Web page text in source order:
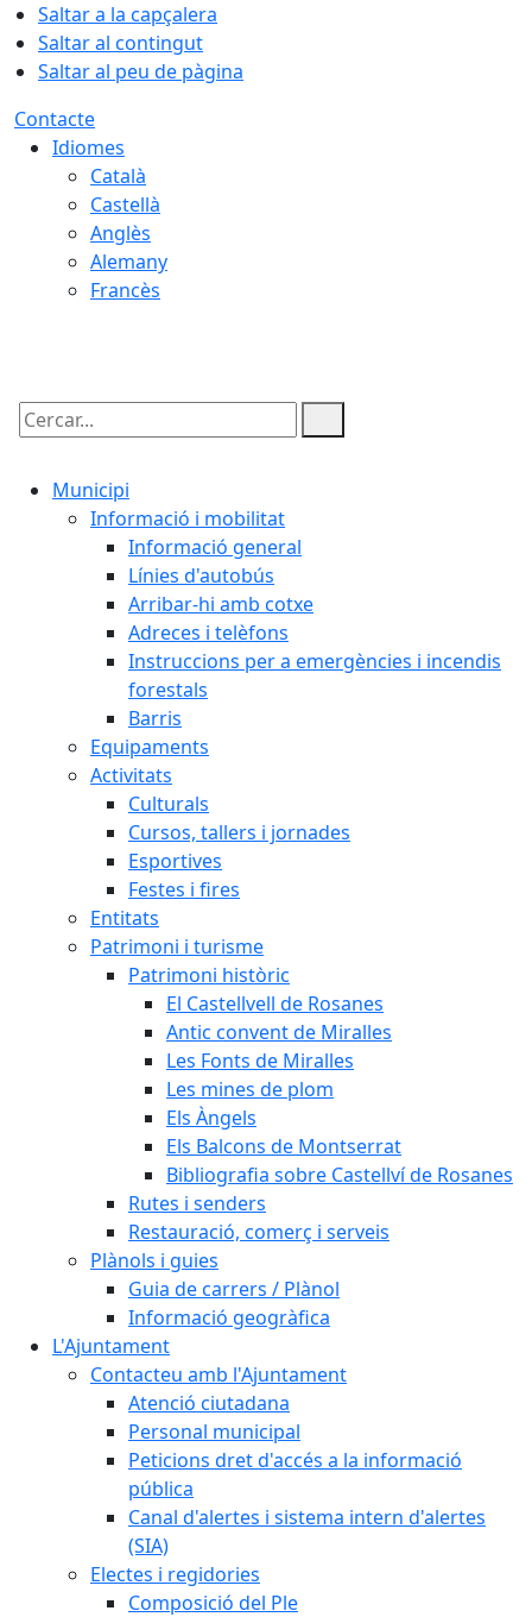
Saltar a la capçalera
Saltar al contingut
Saltar al peu de pàgina
Contacte
Idiomes
Català
Castellà
Anglès
Alemany
Francès
Cercar:
Municipi
Informació i mobilitat
Informació general
Línies d'autobús
Arribar-hi amb cotxe
Adreces i telèfons
Instruccions per a emergències i incendis
forestals
Barris
Equipaments
Activitats
Culturals
Cursos, tallers i jornades
Esportives
Festes i fires
Entitats
Patrimoni i turisme
Patrimoni històric
El Castellvell de Rosanes
Antic convent de Miralles
Les Fonts de Miralles
Les mines de plom
Els Àngels
Els Balcons de Montserrat
Bibliografia sobre Castellví de Rosanes
Rutes i senders
Restauració, comerç i serveis
Plànols i guies
Guia de carrers / Plànol
Informació geogràfica
L'Ajuntament
Contacteu amb l'Ajuntament
Atenció ciutadana
Personal municipal
Peticions dret d'accés a la informació
pública
Canal d'alertes i sistema intern d'alertes
(SIA)
Electes i regidories
Composició del Ple